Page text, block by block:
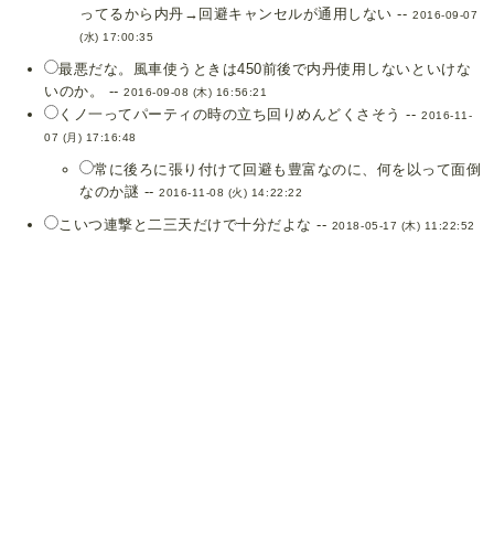
ってるから内丹→回避キャンセルが通用しない -- 2016-09-07
(水) 17:00:35
最悪だな。風車使うときは450前後で内丹使用しないといけな
いのか。 --2016-09-08 (木) 16:56:21
くノ一ってパーティの時の立ち回りめんどくさそう --2016-11-
07 (月) 17:16:48
常に後ろに張り付けて回避も豊富なのに、何を以って面倒
なのか謎 --2016-11-08 (火) 14:22:22
こいつ連撃と二三天だけで十分だよな -- 2018-05-17 (木) 11:22:52